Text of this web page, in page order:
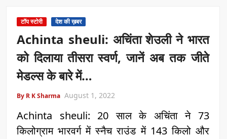
टॉप स्टोरी देश की ख़बर
Achinta sheuli: अचिंता शेउली ने भारत
को दिलाया तीसरा स्वर्ण, जानें अब तक जीते
मेडल्स के बारे में…
By R K Sharma August 1, 2022
Achinta sheuli: 20 साल के अचिंता ने 73
किलोग्राम भारवर्ग में स्नैच राउंड में 143 किलो और